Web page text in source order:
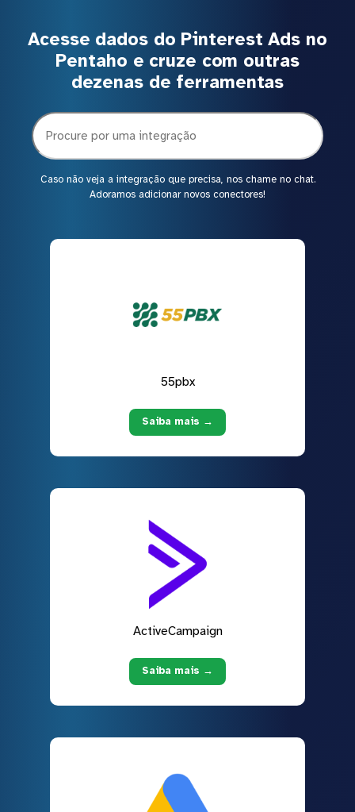
Acesse dados do Pinterest Ads no
Pentaho e cruze com outras
dezenas de ferramentas
Caso não veja a integração que precisa, nos chame no chat.
Adoramos adicionar novos conectores!
55pbx
Saiba mais →
ActiveCampaign
Saiba mais →